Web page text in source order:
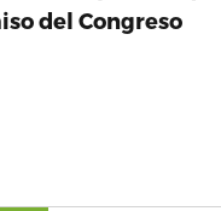
del Congreso